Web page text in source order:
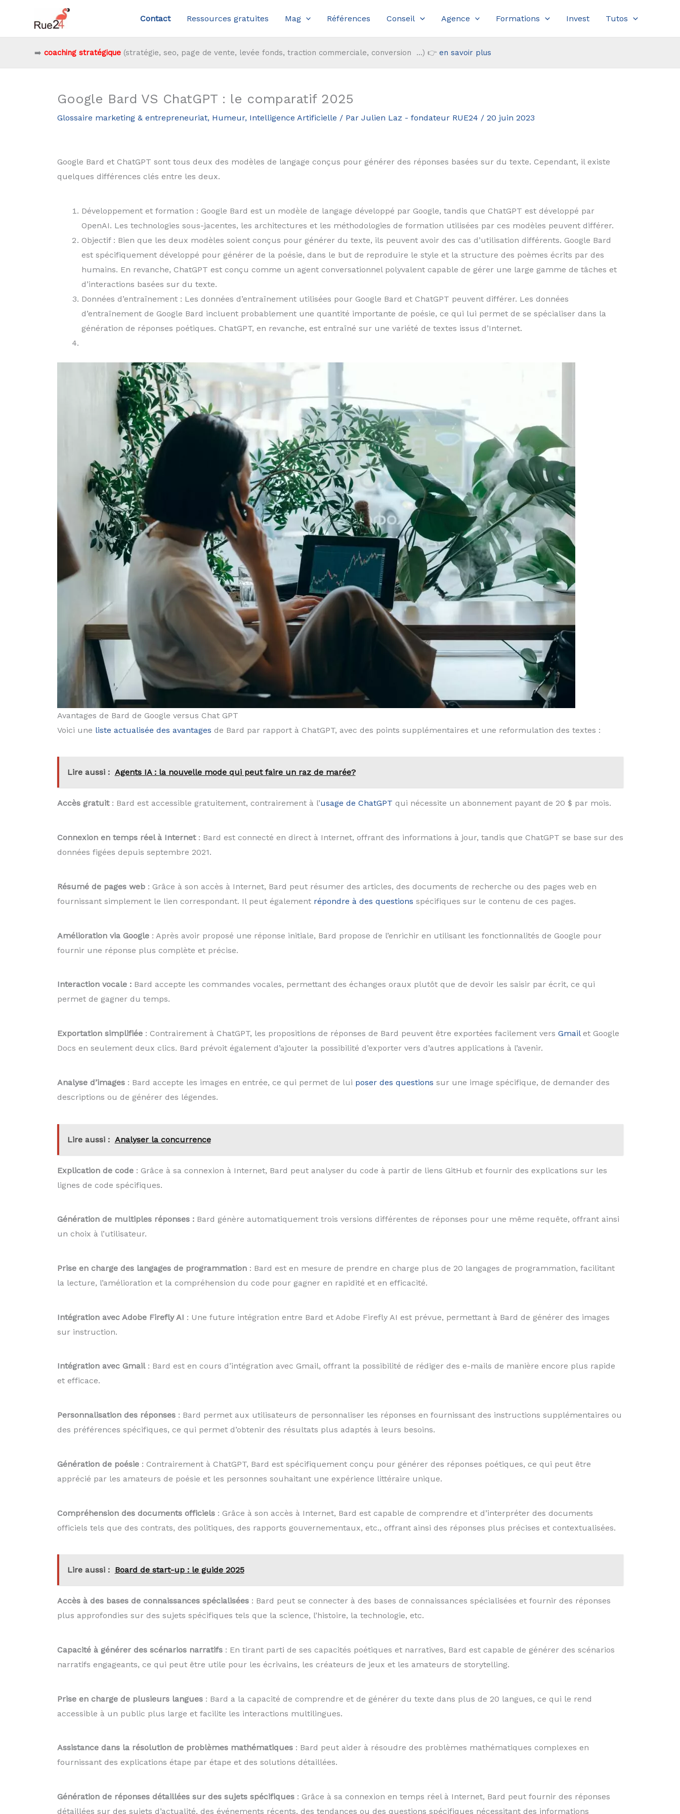
contenu
Contact Ressources gratuites Mag Références Conseil Agence Formations Invest Tutos
➡️ coaching stratégique(stratégie, seo, page de vente, levée fonds, traction commerciale, conversion ...) 👉 en savoir plus
Google Bard VS ChatGPT : le comparatif 2025
Glossaire marketing & entrepreneuriat, Humeur, Intelligence Artificielle / Par Julien Laz - fondateur RUE24 / 20 juin 2023
Google Bard et ChatGPT sont tous deux des modèles de langage conçus pour générer des réponses basées sur du texte. Cependant, il existe
quelques différences clés entre les deux.
Développement et formation : Google Bard est un modèle de langage développé par Google, tandis que ChatGPT est développé par
OpenAI. Les technologies sous-jacentes, les architectures et les méthodologies de formation utilisées par ces modèles peuvent différer.
Objectif : Bien que les deux modèles soient conçus pour générer du texte, ils peuvent avoir des cas d’utilisation différents. Google Bard
est spécifiquement développé pour générer de la poésie, dans le but de reproduire le style et la structure des poèmes écrits par des
humains. En revanche, ChatGPT est conçu comme un agent conversationnel polyvalent capable de gérer une large gamme de tâches et
d’interactions basées sur du texte.
Données d’entraînement : Les données d’entraînement utilisées pour Google Bard et ChatGPT peuvent différer. Les données
d’entraînement de Google Bard incluent probablement une quantité importante de poésie, ce qui lui permet de se spécialiser dans la
génération de réponses poétiques. ChatGPT, en revanche, est entraîné sur une variété de textes issus d’Internet.
Avantages de Bard de Google versus Chat GPT
Voici une liste actualisée des avantages de Bard par rapport à ChatGPT, avec des points supplémentaires et une reformulation des textes :
Lire aussi : Agents IA : la nouvelle mode qui peut faire un raz de marée?
Accès gratuit: Bard est accessible gratuitement, contrairement à l’usage de ChatGPT qui nécessite un abonnement payant de 20 $ par mois.
Connexion en temps réel à Internet: Bard est connecté en direct à Internet, offrant des informations à jour, tandis que ChatGPT se base sur des
données figées depuis septembre 2021.
Résumé de pages web : Grâce à son accès à Internet, Bard peut résumer des articles, des documents de recherche ou des pages web en
fournissant simplement le lien correspondant. Il peut également répondre à des questions spécifiques sur le contenu de ces pages.
Amélioration via Google: Après avoir proposé une réponse initiale, Bard propose de l’enrichir en utilisant les fonctionnalités de Google pour
fournir une réponse plus complète et précise.
Interaction vocale :Bard accepte les commandes vocales, permettant des échanges oraux plutôt que de devoir les saisir par écrit, ce qui
permet de gagner du temps.
Exportation simplifiée : Contrairement à ChatGPT, les propositions de réponses de Bard peuvent être exportées facilement vers Gmailet Google
Docs en seulement deux clics. Bard prévoit également d’ajouter la possibilité d’exporter vers d’autres applications à l’avenir.
Analyse d’images : Bard accepte les images en entrée, ce qui permet de lui poser des questions sur une image spécifique, de demander des
descriptions ou de générer des légendes.
Lire aussi : Analyser la concurrence
Explication de code: Grâce à sa connexion à Internet, Bard peut analyser du code à partir de liens GitHub et fournir des explications sur les
lignes de code spécifiques.
Génération de multiples réponses :Bard génère automatiquement trois versions différentes de réponses pour une même requête, offrant ainsi
un choix à l’utilisateur.
Prise en charge des langages de programmation: Bard est en mesure de prendre en charge plus de 20 langages de programmation, facilitant
la lecture, l’amélioration et la compréhension du code pour gagner en rapidité et en efficacité.
Intégration avec Adobe Firefly AI : Une future intégration entre Bard et Adobe Firefly AI est prévue, permettant à Bard de générer des images
sur instruction.
Intégration avec Gmail: Bard est en cours d’intégration avec Gmail, offrant la possibilité de rédiger des e-mails de manière encore plus rapide
et efficace.
Personnalisation des réponses: Bard permet aux utilisateurs de personnaliser les réponses en fournissant des instructions supplémentaires ou
des préférences spécifiques, ce qui permet d’obtenir des résultats plus adaptés à leurs besoins.
Génération de poésie: Contrairement à ChatGPT, Bard est spécifiquement conçu pour générer des réponses poétiques, ce qui peut être
apprécié par les amateurs de poésie et les personnes souhaitant une expérience littéraire unique.
Compréhension des documents officiels : Grâce à son accès à Internet, Bard est capable de comprendre et d’interpréter des documents
officiels tels que des contrats, des politiques, des rapports gouvernementaux, etc., offrant ainsi des réponses plus précises et contextualisées.
Lire aussi : Board de start-up : le guide 2025
Accès à des bases de connaissances spécialisées : Bard peut se connecter à des bases de connaissances spécialisées et fournir des réponses
plus approfondies sur des sujets spécifiques tels que la science, l’histoire, la technologie, etc.
Capacité à générer des scénarios narratifs: En tirant parti de ses capacités poétiques et narratives, Bard est capable de générer des scénarios
narratifs engageants, ce qui peut être utile pour les écrivains, les créateurs de jeux et les amateurs de storytelling.
Prise en charge de plusieurs langues : Bard a la capacité de comprendre et de générer du texte dans plus de 20 langues, ce qui le rend
accessible à un public plus large et facilite les interactions multilingues.
Assistance dans la résolution de problèmes mathématiques: Bard peut aider à résoudre des problèmes mathématiques complexes en
fournissant des explications étape par étape et des solutions détaillées.
Génération de réponses détaillées sur des sujets spécifiques: Grâce à sa connexion en temps réel à Internet, Bard peut fournir des réponses
détaillées sur des sujets d’actualité, des événements récents, des tendances ou des questions spécifiques nécessitant des informations